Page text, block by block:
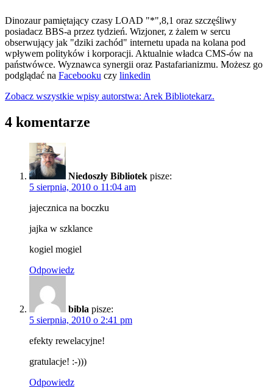
Dinozaur pamiętający czasy LOAD "*",8,1 oraz szczęśliwy
posiadacz BBS-a przez tydzień. Wizjoner, z żalem w sercu
obserwujący jak "dziki zachód" internetu upada na kolana pod
wpływem polityków i korporacji. Aktualnie władca CMS-ów na
państwówce. Wyznawca synergii oraz Pastafarianizmu. Możesz go
podglądać na Facebooku czy linkedin
Zobacz wszystkie wpisy autorstwa: Arek Bibliotekarz.
4 komentarze
Niedoszły Bibliotek pisze:
5 sierpnia, 2010 o 11:04 am
jajecznica na boczku
jajka w szklance
kogiel mogiel
Odpowiedz
bibla pisze:
5 sierpnia, 2010 o 2:41 pm
efekty rewelacyjne!
gratulacje! :-)))
Odpowiedz